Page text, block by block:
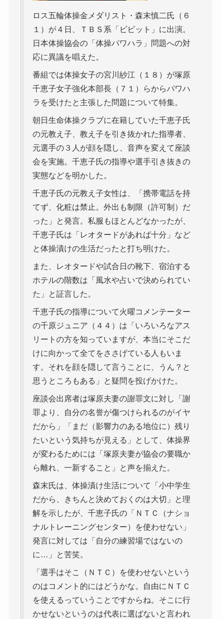
ロス五輪体操金メダリスト・森末慎二氏（６
１）が４日、ＴＢＳ系「ビビット」に出演。
日本体操協会の「体操パワハラ」問題への対
応に異議を唱えた。
番組では体操女子の宮川紗江（１８）が塚原
千恵子女子強化本部長（７１）らからパワハ
ラを受けたと主張した問題について特集。
朝日生命体操クラブに在籍していた千恵子氏
の元教え子、教え子を引き抜かれた指導者、
元選手の３人が顔を隠し、音声を変えて座談
会を実施。千恵子氏の指導や選手引き抜きの
実態などを明かした。
千恵子氏の元教え子女性は、「携帯電話を持
てず、化粧は禁止。外出も制限（許可制）だ
った」と発言。私服もほとんどなかったが、
千恵子氏は「レオタードがあれば十分」など
と体操漬けの生活だったと打ち明けた。
また、レオタードや試合日の靴下、宿泊する
ホテルの階数は「風水や占いで決められてい
た」と証言した。
千恵子氏の指導について火曜コメンテーター
の千原ジュニア（４４）は「いろいろなアス
リートの方を知っていますが、本当にそこだ
けに向かって全てをささげている人もいま
す。それを顔を隠して言うことに、うん？と
思うところもある」と疑問を投げかけた。
座談会出席者は塚原夫妻の謝罪文に対し「謝
罪より、自分の名誉が傷つけられるのがイヤ
だから」「まだ（影響力のある地位に）残り
たいという気持ちが見える」として、体操界
が変わるためには「塚原夫妻が協会の要職か
ら離れ、一新すること」と声を揃えた。
森末氏は、体操漬け生活について「小中学生
だから、きちんと決めておくのは大切」と理
解を示したが、千恵子氏の「ＮＴＣ（ナショ
ナルトレーニングセンター）を使わせない」
発言に対しては「自分の練習場ではないの
に…」と苦笑。
「選手はそこ（ＮＴＣ）を使わせないという
のはコメント的にはどうかな。自由にＮＴＣ
を使えるっていうことですからね。そこに行
かせないというのは代表に選ばないと言われ